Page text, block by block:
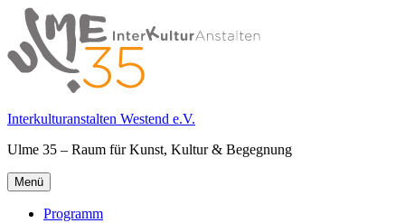
Springe
zum
Inhalt
Interkulturanstalten Westend e.V.
Ulme 35 – Raum für Kunst, Kultur & Begegnung
Primäres
Menü
Menü
Programm